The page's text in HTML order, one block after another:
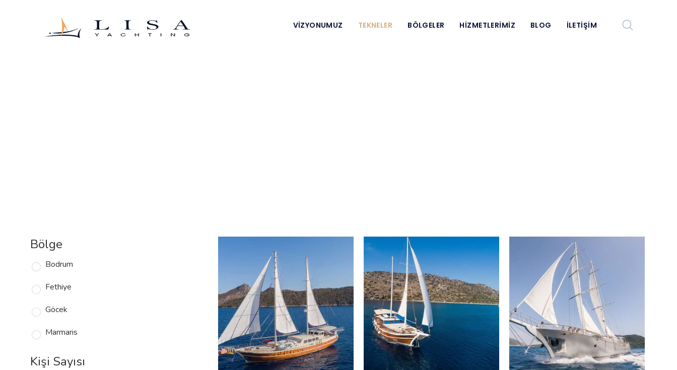
VIZYONUMUZ TEKNELER BÖLGELER HIZMETLERIMIZ BLOG İLETIŞIM
Bölge
Bodrum
Fethiye
Göcek
Marmaris
Kişi Sayısı